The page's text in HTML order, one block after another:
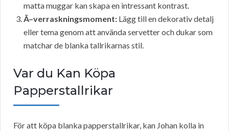
matta muggar kan skapa en intressant kontrast.
Ã–verraskningsmoment: Lägg till en dekorativ detalj
eller tema genom att använda servetter och dukar som
matchar de blanka tallrikarnas stil.
Var du Kan Köpa
Papperstallrikar
För att köpa blanka papperstallrikar, kan Johan kolla in